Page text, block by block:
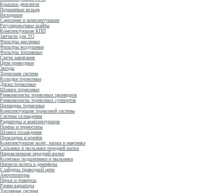
Крышки двигателя
Поршневые кольца
Вкладыши
Сцепление и комплектующие
Регулировочные шайбы
Комплектующие КПП
Запчасти для ТО
Фильтры масляные
Фильтры воздушные
Фильтры топливные
Свечи зажигания
Цепи приводные
Звёзды
Тормозная система
Колодки тормозные
Диски тормозные
Шланги тормозные
Ремкомплекты тормозных цилиндров
Ремкомплекты тормозных суппортов
Цилиндры тормозные
Комплектующие тормозной системы
Система охлаждения
Радиаторы и комплектующие
Помпы и термостаты
Шланги охлаждения
Прокладки и крепёж
Комплектующие колёс, вилки и маятника
Сальники и пыльники передней вилки
Направляющие передней вилки
Колёсные подшипники и пыльники
Ниппели колеса и демпферы
Слайдеры приводной цепи
Амортизаторы
Перья и траверсы
Ремни вариатора
Топливная система